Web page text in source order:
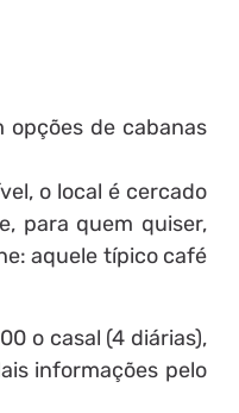
opções de cabanas
o local é cercado
para quem quiser,
aquele típico café
o casal (4 diárias),
informações pelo